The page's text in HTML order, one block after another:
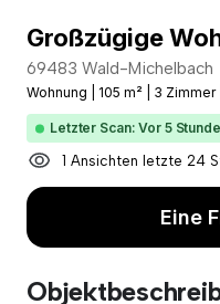
69483 Wald-Michelbach
Wohnung 105 m² 3 Zimmer
Letzter Scan: Vor 5
1 Ansichten letzte 24
Eine